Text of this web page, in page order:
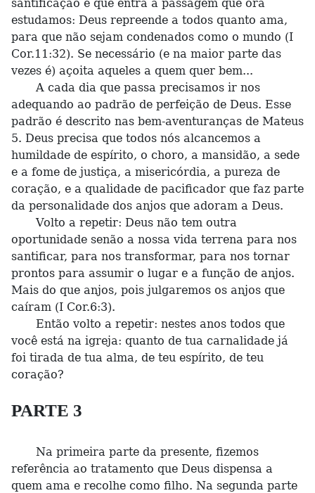
santificação é que entra a passagem que ora
estudamos: Deus repreende a todos quanto ama,
para que não sejam condenados como o mundo (I
Cor.11:32). Se necessário (e na maior parte das
vezes é) açoita aqueles a quem quer bem...
A cada dia que passa precisamos ir nos
adequando ao padrão de perfeição de Deus. Esse
padrão é descrito nas bem-aventuranças de Mateus
5. Deus precisa que todos nós alcancemos a
humildade de espírito, o choro, a mansidão, a sede
e a fome de justiça, a misericórdia, a pureza de
coração, e a qualidade de pacificador que faz parte
da personalidade dos anjos que adoram a Deus.
Volto a repetir: Deus não tem outra
oportunidade senão a nossa vida terrena para nos
santificar, para nos transformar, para nos tornar
prontos para assumir o lugar e a função de anjos.
Mais do que anjos, pois julgaremos os anjos que
caíram (I Cor.6:3).
Então volto a repetir: nestes anos todos que
você está na igreja: quanto de tua carnalidade já
foi tirada de tua alma, de teu espírito, de teu
coração?
PARTE 3
Na primeira parte da presente, fizemos
referência ao tratamento que Deus dispensa a
quem ama e recolhe como filho. Na segunda parte